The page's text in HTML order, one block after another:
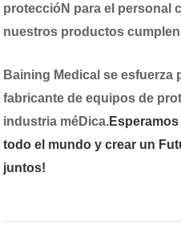
proteccióN para el personal
nuestros productos
Baining Medical se esfuerza
fabricante de equipos de
industria méDica.
todo el mundo y crear un
juntos!